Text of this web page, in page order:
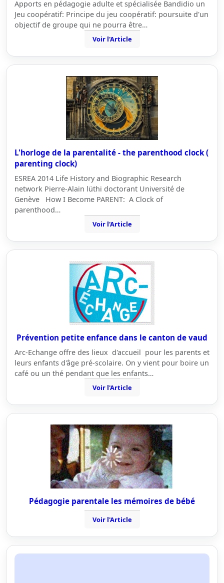
Apports en pédagogie adulte et spécialisée Bandidio un
Jeu coopératif: Principe du jeu coopératif: poursuite d'un
objectif de groupe qui ne pourra être…
Voir l'Article
L'horloge de la parentalité - the parenthood clock (
parenting clock)
ESREA 2014 Life History and Biographic Research
network Pierre-Alain lüthi doctorant Université de
Genève How I Become PARENT: A Clock of
parenthood…
Voir l'Article
Prévention petite enfance dans le canton de vaud
Arc-Echange offre des lieux d'accueil pour les parents et
leurs enfants d'âge pré-scolaire. On y vient pour boire un
café ou un thé pendant que les enfants…
Voir l'Article
Pédagogie parentale les mémoires de bébé
Voir l'Article